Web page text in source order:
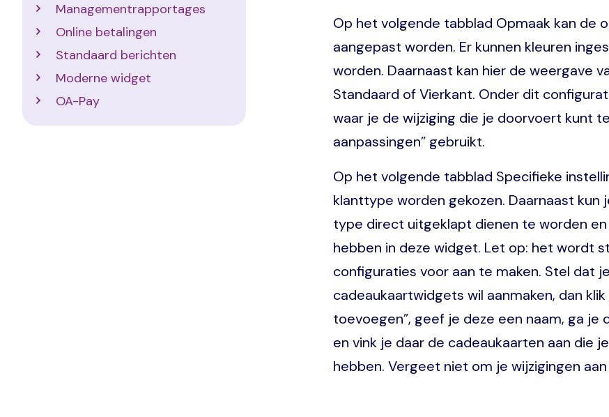
Op het volgende tabblad Opmaak kan de
aangepast worden. Er kunnen kleuren
worden. Daarnaast kan hier de weergave
Standaard of Vierkant. Onder dit
waar je de wijziging die je doorvoert kunt
aanpassingen” gebruikt.
Op het volgende tabblad Specifieke
klanttype worden gekozen. Daarnaast
type direct uitgeklapt dienen te worden
hebben in deze widget. Let op: het wordt
configuraties voor aan te maken. Stel dat
cadeaukaartwidgets wil aanmaken, dan
toevoegen”, geef je deze een naam, ga
en vink je daar de cadeaukaarten aan die
hebben. Vergeet niet om je wijzigingen
Managementrapportages
Online betalingen
Standaard berichten
Moderne widget
OA-Pay